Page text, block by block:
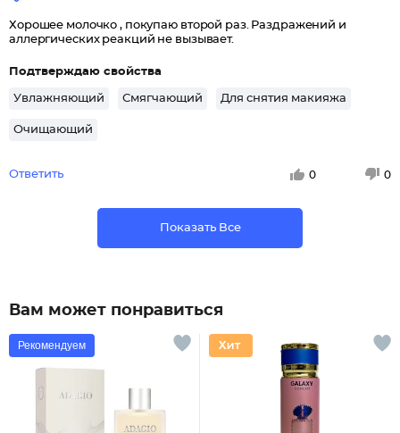
Хорошее молочко , покупаю второй раз. Раздражений и
аллергических реакций не вызывает.
Подтверждаю свойства
Увлажняющий Смягчающий Для снятия макияжа
Очищающий
Ответить 0 0
Показать Все
Вам может понравиться
Рекомендуем